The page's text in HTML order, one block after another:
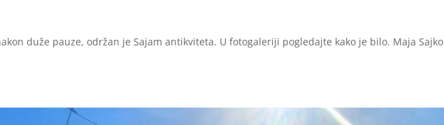
duže pauze, održan je Sajam antikviteta. U fotogaleriji pogledajte kako je bilo. Maja Sajko